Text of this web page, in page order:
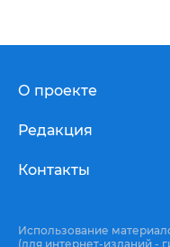
О проекте
Редакция
Контакты
Использование
(для интернет-изданий -